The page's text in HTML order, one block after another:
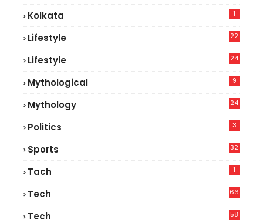
Kolkata 1
Lifestyle
22
Lifestyle
24
Mythological 9
Mythology 24
Politics 3
Sports 32
Tach 1
Tech
66
Tech
58